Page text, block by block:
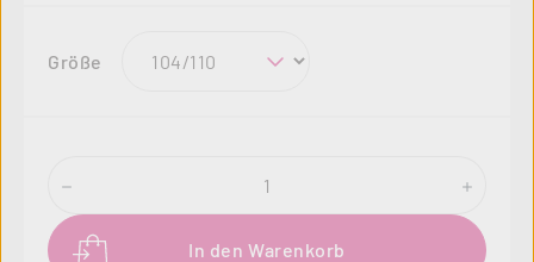
Größe auswählen
Produkt Anzahl: Gib den gewünschten
In den Warenkorb